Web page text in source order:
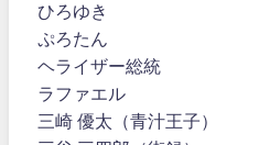
ひろゆき
ぷろたん
ヘライザー総統
ラファエル
三崎 優太（青汁王子）